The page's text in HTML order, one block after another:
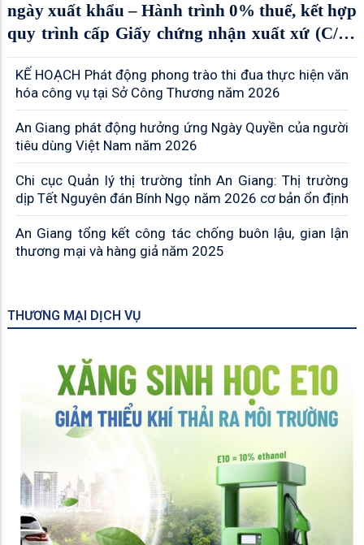
ngày xuất khẩu – Hành trình 0% thuế, kết hợp
quy trình cấp Giấy chứng nhận xuất xứ (C/O)
– Chìa khóa hưởng ưu đãi thuế quan
KẾ HOẠCH Phát động phong trào thi đua thực hiện văn
hóa công vụ tại Sở Công Thương năm 2026
An Giang phát động hưởng ứng Ngày Quyền của người
tiêu dùng Việt Nam năm 2026
Chi cục Quản lý thị trường tỉnh An Giang: Thị trường
dịp Tết Nguyên đán Bính Ngọ năm 2026 cơ bản ổn định
An Giang tổng kết công tác chống buôn lậu, gian lận
thương mại và hàng giả năm 2025
THƯƠNG MẠI DỊCH VỤ